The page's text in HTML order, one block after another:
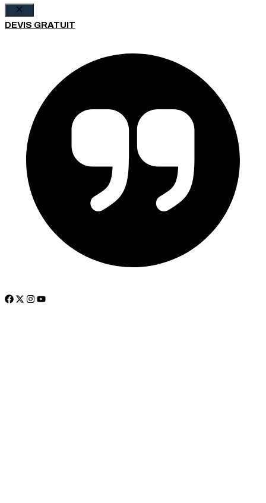
Fermer
DEVIS GRATUIT